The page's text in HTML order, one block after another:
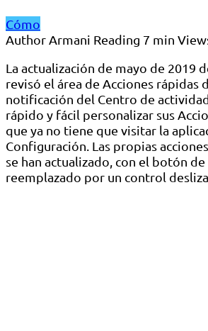
Cómo
AuthorArmani Reading 7 min
La actualización de mayo de 2019
revisó el área de Acciones rápidas
notificación del Centro de
rápido y fácil personalizar sus
que ya no tiene que visitar la
Configuración. Las propias
se han actualizado, con el botón
reemplazado por un control